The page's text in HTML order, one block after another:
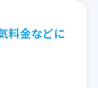
料金などに